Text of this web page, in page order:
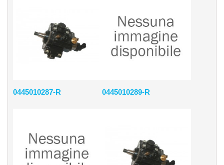
0445010287-R 0445010289-R